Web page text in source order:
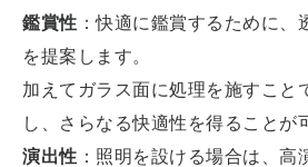
鑑賞性 ：快適に鑑賞するために、
を提案します。
加えてガラス面に処理を施すこと
し、さらなる快適性を得ることが
演出性 ：照明を設ける場合は、高